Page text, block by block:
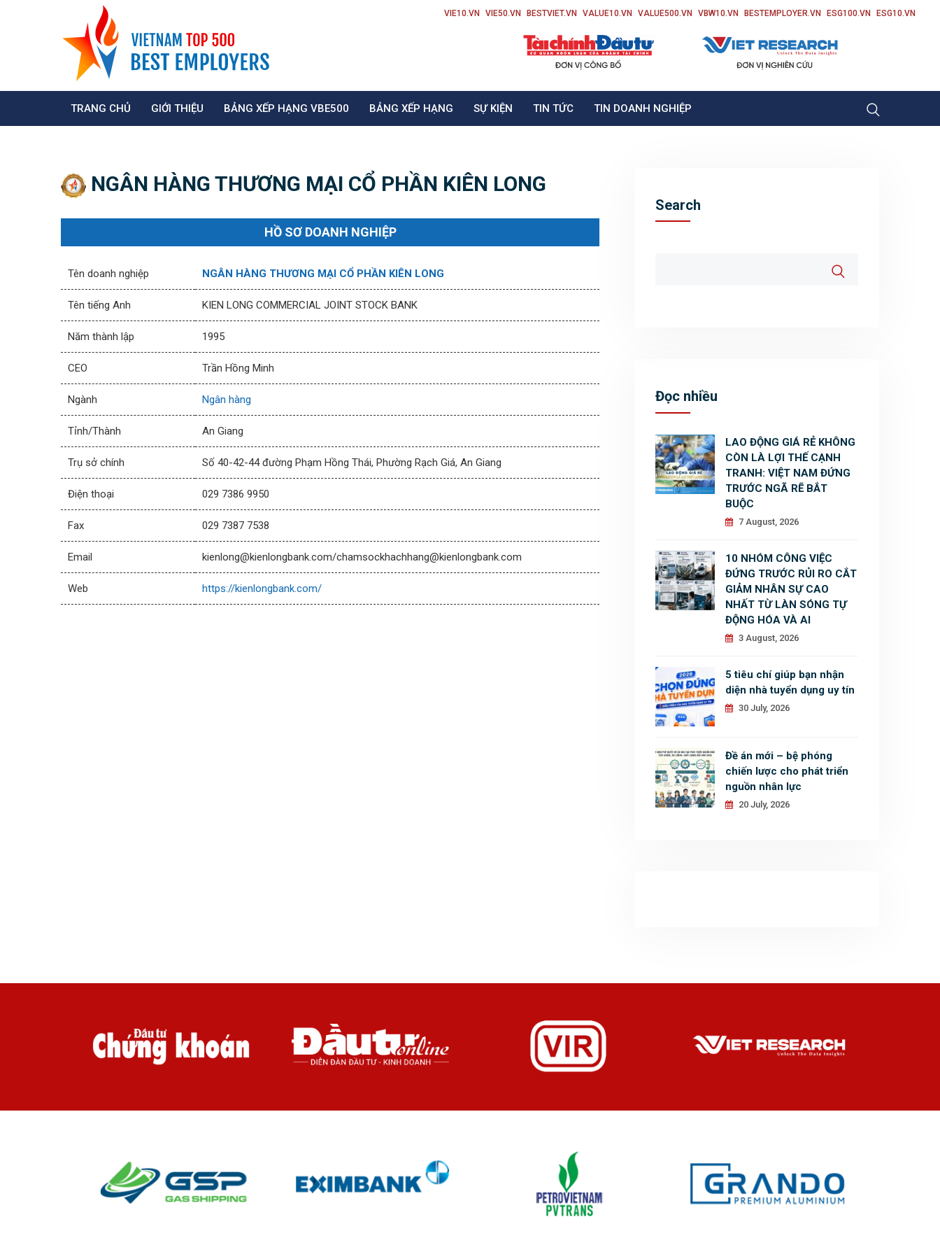
VIE10.VN VIE50.VN BESTVIET.VN VALUE10.VN VALUE500.VN VBW10.VN BESTEMPLOYER.VN ESG100.VN ESG10.VN
TRANG CHỦ GIỚI THIỆU BẢNG XẾP HẠNG VBE500 BẢNG XẾP HẠNG SỰ KIỆN TIN TỨC TIN DOANH NGHIỆP
NGÂN HÀNG THƯƠNG MẠI CỔ PHẦN KIÊN LONG
HỒ SƠ DOANH NGHIỆP
Tên doanh nghiệp NGÂN HÀNG THƯƠNG MẠI CỔ PHẦN KIÊN LONG
Tên tiếng Anh KIEN LONG COMMERCIAL JOINT STOCK BANK
Năm thành lập 1995
CEO Trần Hồng Minh
Ngành Ngân hàng
Tỉnh/Thành An Giang
Trụ sở chính Số 40-42-44 đường Phạm Hồng Thái, Phường Rạch Giá, An Giang
Điện thoại 029 7386 9950
Fax 029 7387 7538
Email kienlong@kienlongbank.com/chamsockhachhang@kienlongbank.com
Web https://kienlongbank.com/
Search
Đọc nhiều
LAO ĐỘNG GIÁ RẺ KHÔNG
CÒN LÀ LỢI THẾ CẠNH
TRANH: VIỆT NAM ĐỨNG
TRƯỚC NGÃ RẼ BẮT
BUỘC
7 August, 2026
10 NHÓM CÔNG VIỆC
ĐỨNG TRƯỚC RỦI RO CẮT
GIẢM NHÂN SỰ CAO
NHẤT TỪ LÀN SÓNG TỰ
ĐỘNG HÓA VÀ AI
3 August, 2026
5 tiêu chí giúp bạn nhận
diện nhà tuyển dụng uy tín
30 July, 2026
Đề án mới – bệ phóng
chiến lược cho phát triển
nguồn nhân lực
20 July, 2026